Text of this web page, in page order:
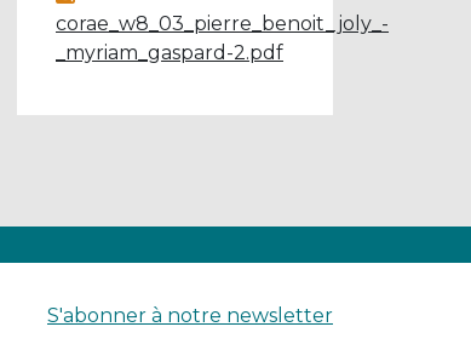
corae_w8_03_pierre_benoit_joly_-
_myriam_gaspard-2.pdf
S'abonner à notre newsletter